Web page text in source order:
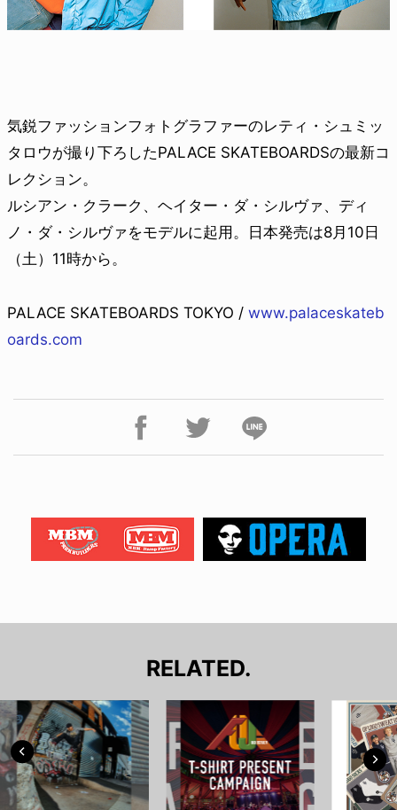
気鋭ファッションフォトグラファーのレティ・シュミッ
タロウが撮り下ろしたPALACE SKATEBOARDSの最新コ
レクション。
ルシアン・クラーク、ヘイター・ダ・シルヴァ、ディ
ノ・ダ・シルヴァをモデルに起用。日本発売は8月10日
（土）11時から。
PALACE SKATEBOARDS TOKYO / www.palaceskateb
oards.com
RELATED.